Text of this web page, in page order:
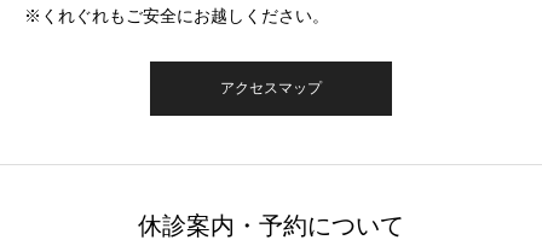
※くれぐれもご安全にお越しください。
アクセスマップ
休診案内・予約について